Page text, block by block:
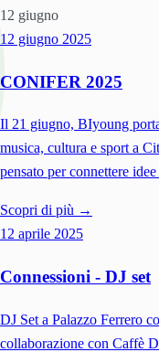
12 giugno
12 giugno 2025
CONIFER 2025
Il 21 giugno, BIyoung
musica, cultura e sport a
pensato per connettere
Scopri di più →
12 aprile 2025
Connessioni - DJ set
DJ Set a Palazzo Ferrero
collaborazione con Caffè